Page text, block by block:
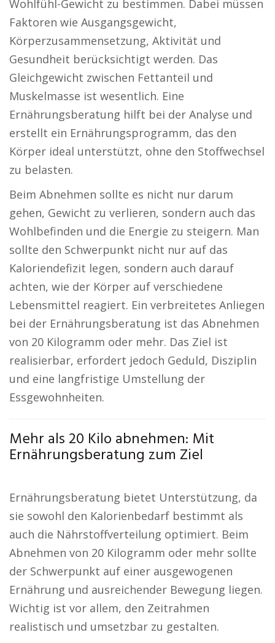
Wohlfühl-Gewicht zu bestimmen. Dabei müssen
Faktoren wie Ausgangsgewicht,
Körperzusammensetzung, Aktivität und
Gesundheit berücksichtigt werden. Das
Gleichgewicht zwischen Fettanteil und
Muskelmasse ist wesentlich. Eine
Ernährungsberatung hilft bei der Analyse und
erstellt ein Ernährungsprogramm, das den
Körper ideal unterstützt, ohne den Stoffwechsel
zu belasten.
Beim Abnehmen sollte es nicht nur darum
gehen, Gewicht zu verlieren, sondern auch das
Wohlbefinden und die Energie zu steigern. Man
sollte den Schwerpunkt nicht nur auf das
Kaloriendefizit legen, sondern auch darauf
achten, wie der Körper auf verschiedene
Lebensmittel reagiert. Ein verbreitetes Anliegen
bei der Ernährungsberatung ist das Abnehmen
von 20 Kilogramm oder mehr. Das Ziel ist
realisierbar, erfordert jedoch Geduld, Disziplin
und eine langfristige Umstellung der
Essgewohnheiten.
Mehr als 20 Kilo abnehmen: Mit
Ernährungsberatung zum Ziel
Ernährungsberatung bietet Unterstützung, da
sie sowohl den Kalorienbedarf bestimmt als
auch die Nährstoffverteilung optimiert. Beim
Abnehmen von 20 Kilogramm oder mehr sollte
der Schwerpunkt auf einer ausgewogenen
Ernährung und ausreichender Bewegung liegen.
Wichtig ist vor allem, den Zeitrahmen
realistisch und umsetzbar zu gestalten.